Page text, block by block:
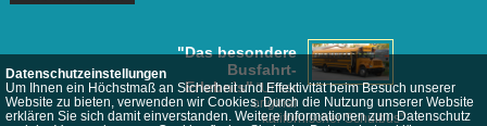
Datenschutzeinstellungen
Um Ihnen ein Höchstmaß an Sicherheit und Effektivität beim Besuch unserer
Website zu bieten, verwenden wir Cookies. Durch die Nutzung unserer Website
erklären Sie sich damit einverstanden. Weitere Informationen zum Datenschutz
"Das besondere
Busfahrt-
Erlebnis""Unser
original
kalifornischer Schulbus"